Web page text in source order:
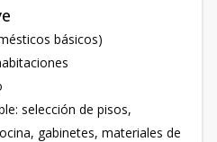
básicos)
selección de pisos,
gabinetes, materiales de